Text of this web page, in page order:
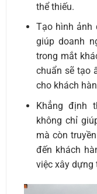
thể thiếu.
Tạo hình ảnh
giúp doanh
trong mắt
chuẩn sẽ tạo
cho khách
Khẳng định
không chỉ
mà còn
đến khách
việc xây dựng